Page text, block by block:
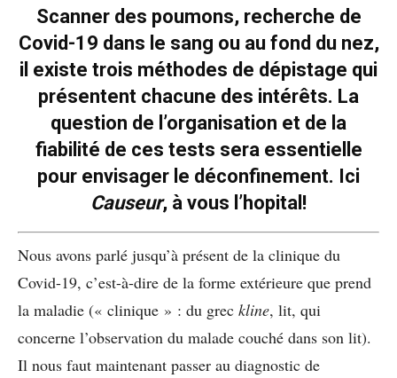
Scanner des poumons, recherche de
Covid-19 dans le sang ou au fond du nez,
il existe trois méthodes de dépistage qui
présentent chacune des intérêts. La
question de l’organisation et de la
fiabilité de ces tests sera essentielle
pour envisager le déconfinement. Ici
Causeur, à vous l’hopital!
Nous avons parlé jusqu’à présent de la clinique du
Covid-19, c’est-à-dire de la forme extérieure que prend
la maladie (« clinique » : du grec kline, lit, qui
concerne l’observation du malade couché dans son lit).
Il nous faut maintenant passer au diagnostic de